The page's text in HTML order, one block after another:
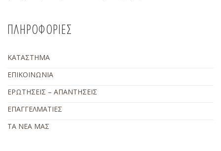
ΠΛΗΡΟΦΟΡΙΕΣ
ΚΑΤΑΣΤΗΜΑ
ΕΠΙΚΟΙΝΩΝΙΑ
ΕΡΩΤΗΣΕΙΣ – ΑΠΑΝΤΗΣΕΙΣ
ΕΠΑΓΓΕΛΜΑΤΙΕΣ
ΤΑ ΝΕΑ ΜΑΣ